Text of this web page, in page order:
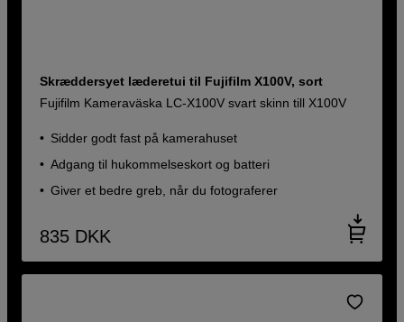
Skræddersyet læderetui til Fujifilm X100V, sort
Fujifilm Kameraväska LC-X100V svart skinn till X100V
Sidder godt fast på kamerahuset
Adgang til hukommelseskort og batteri
Giver et bedre greb, når du fotograferer
835 DKK